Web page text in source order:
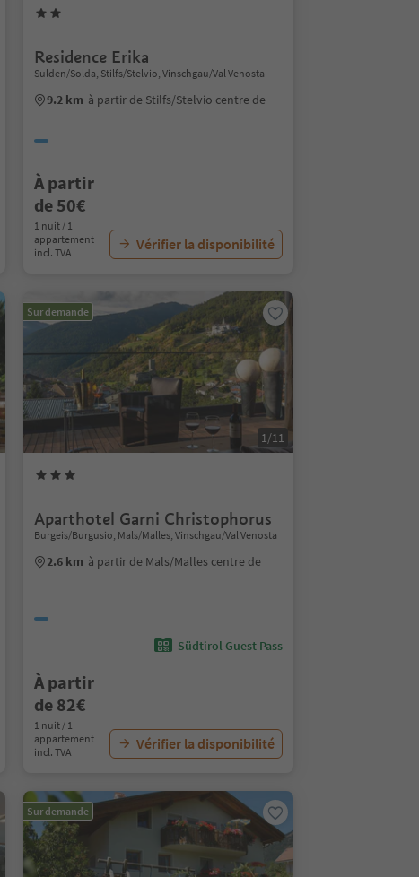
Residence Erika
Sulden/Solda, Stilfs/Stelvio, Vinschgau/Val Venosta
9.2 km à partir de Stilfs/Stelvio centre de
À partir
de 50€
1 nuit / 1
appartement
incl. TVA
Vérifier la disponibilité
Sur demande
1/11
Aparthotel Garni Christophorus
Burgeis/Burgusio, Mals/Malles, Vinschgau/Val Venosta
2.6 km à partir de Mals/Malles centre de
Südtirol Guest Pass
À partir
de 82€
1 nuit / 1
appartement
incl. TVA
Vérifier la disponibilité
Sur demande